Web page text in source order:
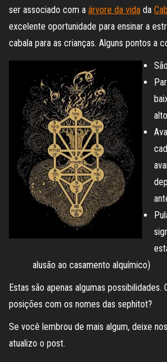
ser associado com a árvore da vida da
excelente oportunidade para ensinar a
cabala para as crianças. Alguns pontos a
alusão ao casamento alquímico)
Estas são apenas algumas possibilidades.
posições com os nomes das sephitot?
Se você lembrou de mais algum, deixe
atualizo o post.